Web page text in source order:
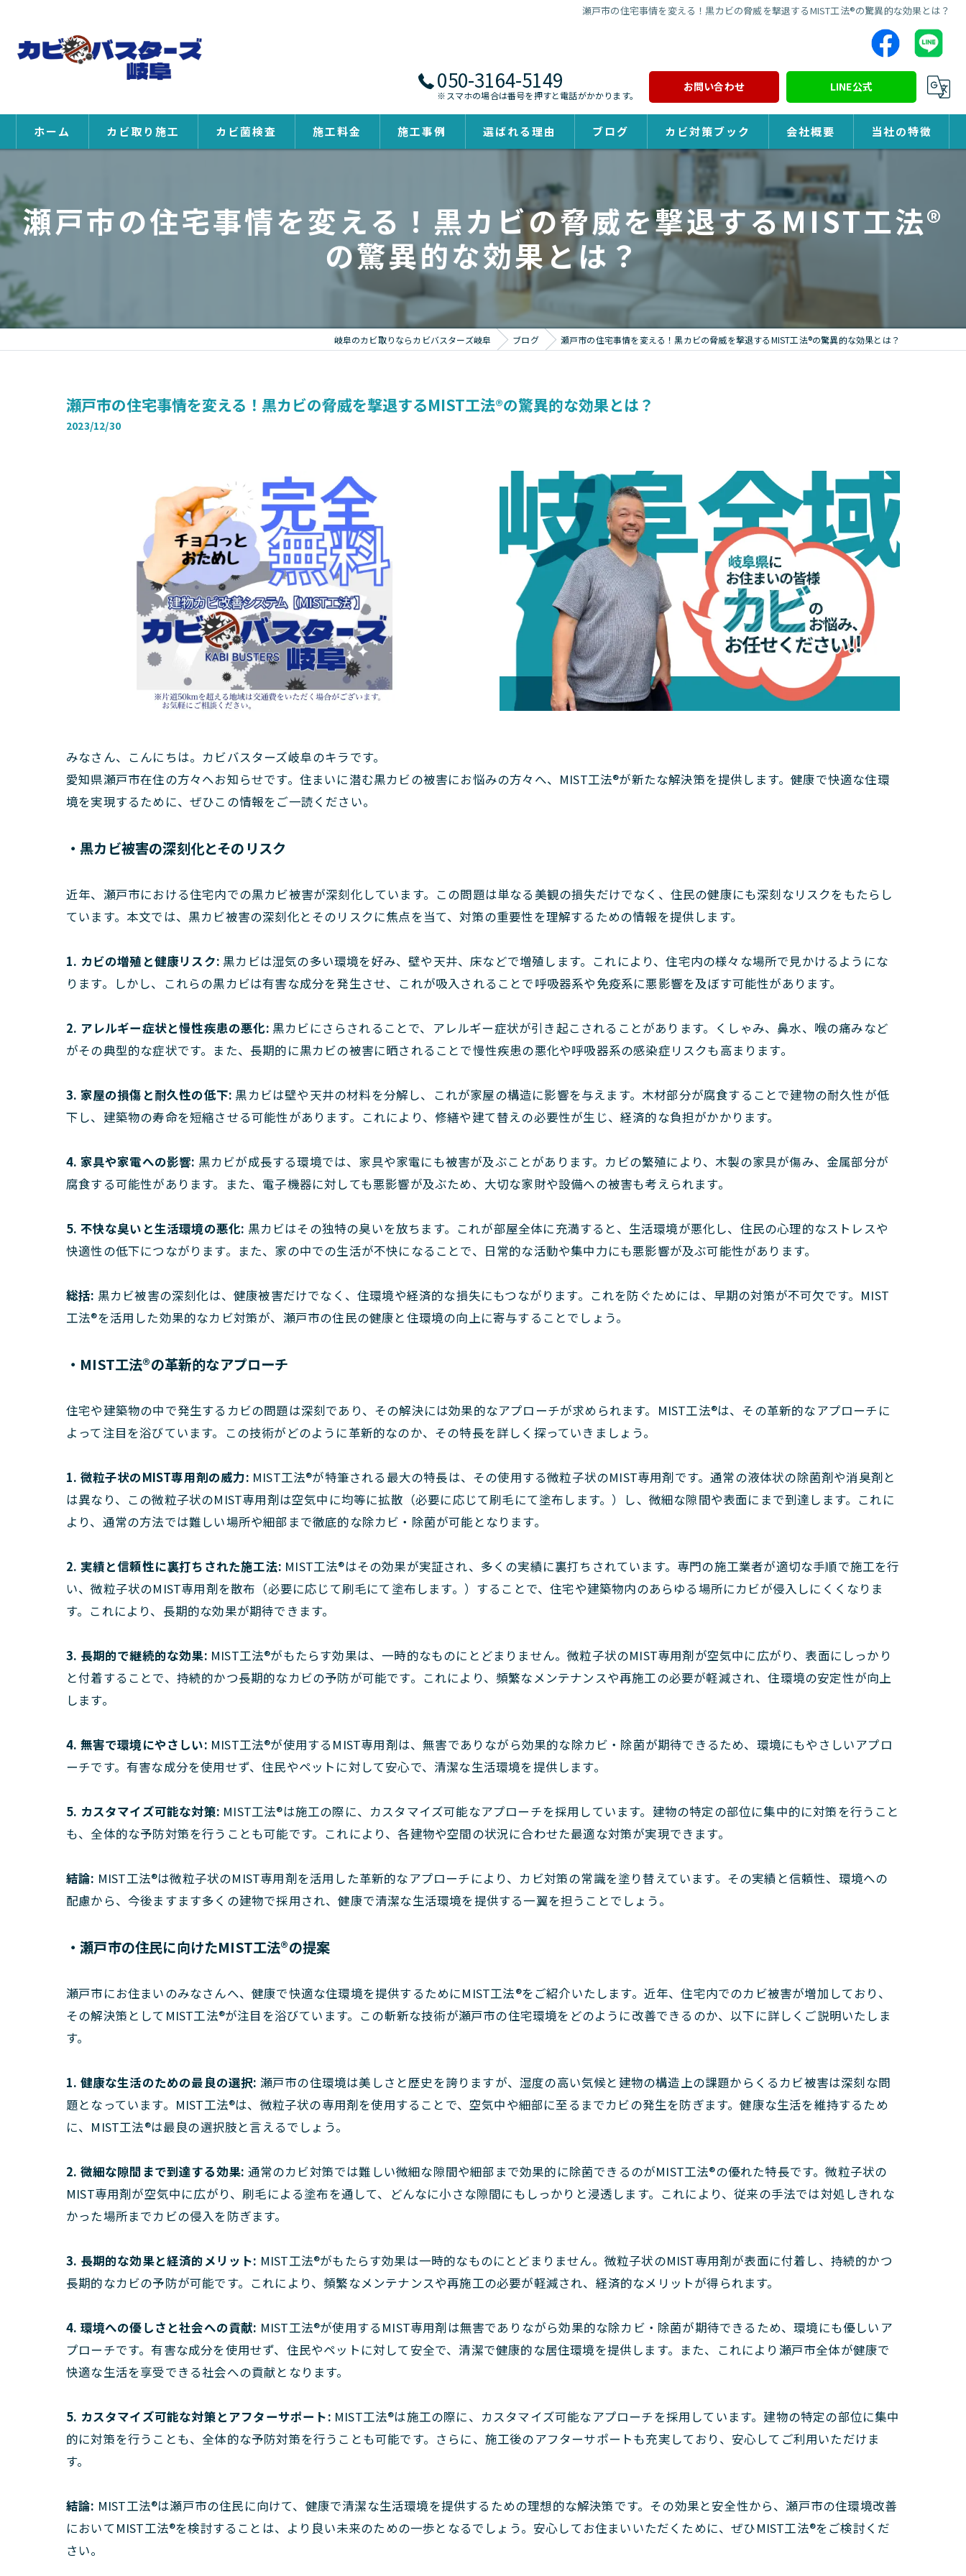
瀬戸市の住宅事情を変える！黒カビの脅威を撃退するMIST工法®の驚異的な効果とは？
050-3164-5149
※スマホの場合は番号を押すと電話がかかります。
お問い合わせ LINE公式
ホーム カビ取り施工 カビ菌検査 施工料金 施工事例 選ばれる理由 ブログ カビ対策ブック 会社概要 当社の特徴
除カビ
瀬戸市の住宅事情を変える！黒カビの脅威を撃退するMIST工法®
の驚異的な効果とは？
岐阜のカビ取りならカビバスターズ岐阜 ブログ 瀬戸市の住宅事情を変える！黒カビの脅威を撃退するMIST工法®の驚異的な効果とは？
瀬戸市の住宅事情を変える！黒カビの脅威を撃退するMIST工法®の驚異的な効果とは？
2023/12/30
みなさん、こんにちは。カビバスターズ岐阜のキラです。
愛知県瀬戸市在住の方々へお知らせです。住まいに潜む黒カビの被害にお悩みの方々へ、MIST工法®が新たな解決策を提供します。健康で快適な住環
境を実現するために、ぜひこの情報をご一読ください。
・黒カビ被害の深刻化とそのリスク
近年、瀬戸市における住宅内での黒カビ被害が深刻化しています。この問題は単なる美観の損失だけでなく、住民の健康にも深刻なリスクをもたらし
ています。本文では、黒カビ被害の深刻化とそのリスクに焦点を当て、対策の重要性を理解するための情報を提供します。
1. カビの増殖と健康リスク: 黒カビは湿気の多い環境を好み、壁や天井、床などで増殖します。これにより、住宅内の様々な場所で見かけるようにな
ります。しかし、これらの黒カビは有害な成分を発生させ、これが吸入されることで呼吸器系や免疫系に悪影響を及ぼす可能性があります。
2. アレルギー症状と慢性疾患の悪化: 黒カビにさらされることで、アレルギー症状が引き起こされることがあります。くしゃみ、鼻水、喉の痛みなど
がその典型的な症状です。また、長期的に黒カビの被害に晒されることで慢性疾患の悪化や呼吸器系の感染症リスクも高まります。
3. 家屋の損傷と耐久性の低下: 黒カビは壁や天井の材料を分解し、これが家屋の構造に影響を与えます。木材部分が腐食することで建物の耐久性が低
下し、建築物の寿命を短縮させる可能性があります。これにより、修繕や建て替えの必要性が生じ、経済的な負担がかかります。
4. 家具や家電への影響: 黒カビが成長する環境では、家具や家電にも被害が及ぶことがあります。カビの繁殖により、木製の家具が傷み、金属部分が
腐食する可能性があります。また、電子機器に対しても悪影響が及ぶため、大切な家財や設備への被害も考えられます。
5. 不快な臭いと生活環境の悪化: 黒カビはその独特の臭いを放ちます。これが部屋全体に充満すると、生活環境が悪化し、住民の心理的なストレスや
快適性の低下につながります。また、家の中での生活が不快になることで、日常的な活動や集中力にも悪影響が及ぶ可能性があります。
総括: 黒カビ被害の深刻化は、健康被害だけでなく、住環境や経済的な損失にもつながります。これを防ぐためには、早期の対策が不可欠です。MIST
工法®を活用した効果的なカビ対策が、瀬戸市の住民の健康と住環境の向上に寄与することでしょう。
・MIST工法®の革新的なアプローチ
住宅や建築物の中で発生するカビの問題は深刻であり、その解決には効果的なアプローチが求められます。MIST工法®は、その革新的なアプローチに
よって注目を浴びています。この技術がどのように革新的なのか、その特長を詳しく探っていきましょう。
1. 微粒子状のMIST専用剤の威力: MIST工法®が特筆される最大の特長は、その使用する微粒子状のMIST専用剤です。通常の液体状の除菌剤や消臭剤と
は異なり、この微粒子状のMIST専用剤は空気中に均等に拡散（必要に応じて刷毛にて塗布します。）し、微細な隙間や表面にまで到達します。これに
より、通常の方法では難しい場所や細部まで徹底的な除カビ・除菌が可能となります。
2. 実績と信頼性に裏打ちされた施工法: MIST工法®はその効果が実証され、多くの実績に裏打ちされています。専門の施工業者が適切な手順で施工を行
い、微粒子状のMIST専用剤を散布（必要に応じて刷毛にて塗布します。）することで、住宅や建築物内のあらゆる場所にカビが侵入しにくくなりま
す。これにより、長期的な効果が期待できます。
3. 長期的で継続的な効果: MIST工法®がもたらす効果は、一時的なものにとどまりません。微粒子状のMIST専用剤が空気中に広がり、表面にしっかり
と付着することで、持続的かつ長期的なカビの予防が可能です。これにより、頻繁なメンテナンスや再施工の必要が軽減され、住環境の安定性が向上
します。
4. 無害で環境にやさしい: MIST工法®が使用するMIST専用剤は、無害でありながら効果的な除カビ・除菌が期待できるため、環境にもやさしいアプロ
ーチです。有害な成分を使用せず、住民やペットに対して安心で、清潔な生活環境を提供します。
5. カスタマイズ可能な対策: MIST工法®は施工の際に、カスタマイズ可能なアプローチを採用しています。建物の特定の部位に集中的に対策を行うこと
も、全体的な予防対策を行うことも可能です。これにより、各建物や空間の状況に合わせた最適な対策が実現できます。
結論: MIST工法®は微粒子状のMIST専用剤を活用した革新的なアプローチにより、カビ対策の常識を塗り替えています。その実績と信頼性、環境への
配慮から、今後ますます多くの建物で採用され、健康で清潔な生活環境を提供する一翼を担うことでしょう。
・瀬戸市の住民に向けたMIST工法®の提案
瀬戸市にお住まいのみなさんへ、健康で快適な住環境を提供するためにMIST工法®をご紹介いたします。近年、住宅内でのカビ被害が増加しており、
その解決策としてMIST工法®が注目を浴びています。この斬新な技術が瀬戸市の住宅環境をどのように改善できるのか、以下に詳しくご説明いたしま
す。
1. 健康な生活のための最良の選択: 瀬戸市の住環境は美しさと歴史を誇りますが、湿度の高い気候と建物の構造上の課題からくるカビ被害は深刻な問
題となっています。MIST工法®は、微粒子状の専用剤を使用することで、空気中や細部に至るまでカビの発生を防ぎます。健康な生活を維持するため
に、MIST工法®は最良の選択肢と言えるでしょう。
2. 微細な隙間まで到達する効果: 通常のカビ対策では難しい微細な隙間や細部まで効果的に除菌できるのがMIST工法®の優れた特長です。微粒子状の
MIST専用剤が空気中に広がり、刷毛による塗布を通して、どんなに小さな隙間にもしっかりと浸透します。これにより、従来の手法では対処しきれな
かった場所までカビの侵入を防ぎます。
3. 長期的な効果と経済的メリット: MIST工法®がもたらす効果は一時的なものにとどまりません。微粒子状のMIST専用剤が表面に付着し、持続的かつ
長期的なカビの予防が可能です。これにより、頻繁なメンテナンスや再施工の必要が軽減され、経済的なメリットが得られます。
4. 環境への優しさと社会への貢献: MIST工法®が使用するMIST専用剤は無害でありながら効果的な除カビ・除菌が期待できるため、環境にも優しいア
プローチです。有害な成分を使用せず、住民やペットに対して安全で、清潔で健康的な居住環境を提供します。また、これにより瀬戸市全体が健康で
快適な生活を享受できる社会への貢献となります。
5. カスタマイズ可能な対策とアフターサポート: MIST工法®は施工の際に、カスタマイズ可能なアプローチを採用しています。建物の特定の部位に集中
的に対策を行うことも、全体的な予防対策を行うことも可能です。さらに、施工後のアフターサポートも充実しており、安心してご利用いただけま
す。
結論: MIST工法®は瀬戸市の住民に向けて、健康で清潔な生活環境を提供するための理想的な解決策です。その効果と安全性から、瀬戸市の住環境改善
においてMIST工法®を検討することは、より良い未来のための一歩となるでしょう。安心してお住まいいただくために、ぜひMIST工法®をご検討くだ
さい。